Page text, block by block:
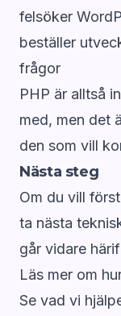
felsöker
beställer
frågor
PHP är alltså
med, men det
den som vill
Nästa steg
Om du vill
ta nästa
går vidare
Läs mer om
Se vad vi